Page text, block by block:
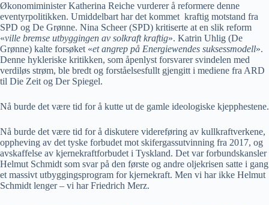
Økonomiminister Katherina Reiche vurderer å reformere denne
eventyrpolitikken. Umiddelbart har det kommet kraftig motstand fra
SPD og De Grønne. Nina Scheer (SPD) kritiserte at en slik reform
«ville bremse utbyggingen av solkraft kraftig». Katrin Uhlig (De
Grønne) kalte forsøket «et angrep på Energiewendes suksessmodell».
Denne hykleriske kritikken, som åpenlyst forsvarer svindelen med
verdiløs strøm, ble bredt og forståelsesfullt gjengitt i mediene fra ARD
til Die Zeit og Der Spiegel.
Nå burde det være tid for å kutte ut de gamle ideologiske kjepphestene.
Nå burde det være tid for å diskutere videreføring av kullkraftverkene,
oppheving av det tyske forbudet mot skifergassutvinning fra 2017, og
avskaffelse av kjernekraftforbudet i Tyskland. Det var forbundskansler
Helmut Schmidt som svar på den første og andre oljekrisen satte i gang
et massivt utbyggingsprogram for kjernekraft. Men vi har ikke Helmut
Schmidt lenger – vi har Friedrich Merz.